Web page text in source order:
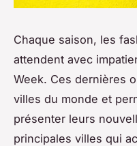
Chaque saison, les
attendent avec
Week. Ces dernières
villes du monde et
présenter leurs
principales villes qui